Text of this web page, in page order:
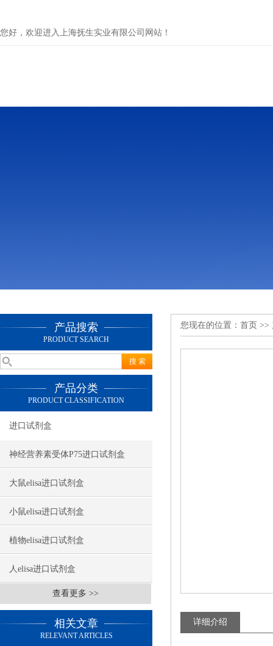
您好，欢迎进入上海抚生实业有限公司网站！
产品搜索
PRODUCT SEARCH
产品分类
PRODUCT CLASSIFICATION
进口试剂盒
神经营养素受体P75进口试剂盒
大鼠elisa进口试剂盒
小鼠elisa进口试剂盒
植物elisa进口试剂盒
人elisa进口试剂盒
查看更多 >>
相关文章
RELEVANT ARTICLES
您现在的位置： 首页 >>
详细介绍